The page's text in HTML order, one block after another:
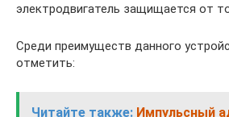
электродвигатель защищается от
Среди преимуществ данного
отметить:
Читайте также: Импульсный